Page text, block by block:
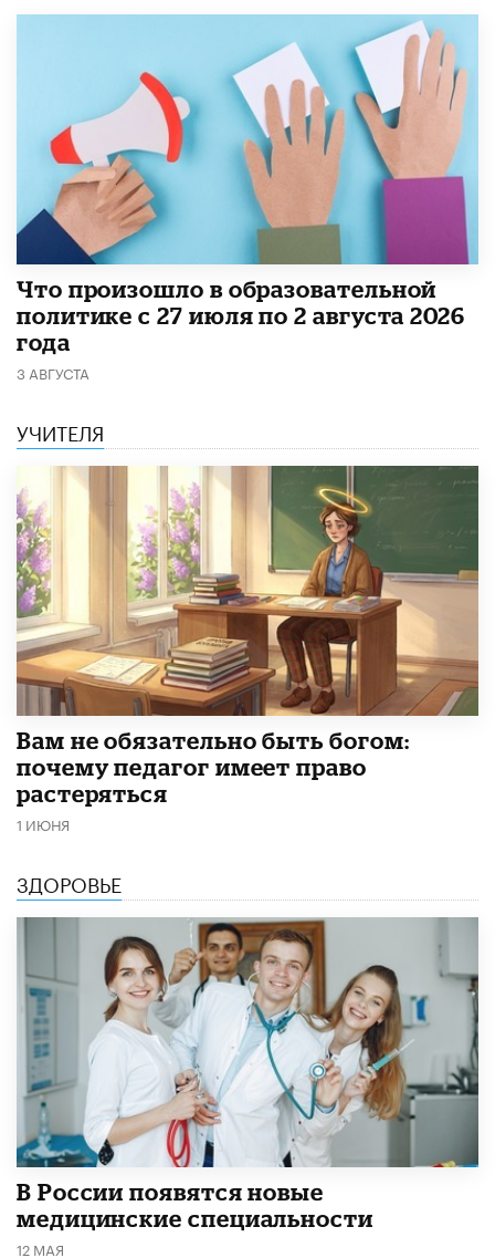
​Что произошло в образовательной
политике с 27 июля по 2 августа 2026
года
3 АВГУСТА
УЧИТЕЛЯ
​Вам не обязательно быть богом:
почему педагог имеет право
растеряться
1 ИЮНЯ
ЗДОРОВЬЕ
В России появятся новые
медицинские специальности
12 МАЯ